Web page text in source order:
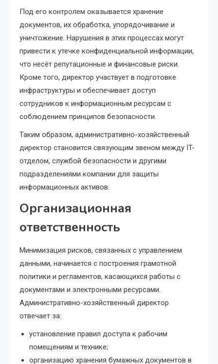
Под его контролем оказывается хранение
документов, их обработка, упорядочивание и
уничтожение. Нарушения в этих процессах могут
привести к утечке конфиденциальной информации,
что несёт репутационные и финансовые риски.
Кроме того, директор участвует в подготовке
инфраструктуры и обеспечивает доступ
сотрудников к информационным ресурсам с
соблюдением принципов безопасности.
Таким образом, административно-хозяйственный
директор становится связующим звеном между IT-
отделом, службой безопасности и другими
подразделениями компании для защиты
информационных активов.
Организационная
ответственность
Минимизация рисков, связанных с управлением
данными, начинается с построения грамотной
политики и регламентов, касающихся работы с
документами и электронными ресурсами.
Административно-хозяйственный директор
отвечает за:
установление правил доступа к рабочим
помещениям и технике;
организацию хранения бумажных документов в